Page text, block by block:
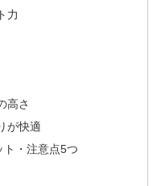
力
高さ
が快適
ト・注意点5つ